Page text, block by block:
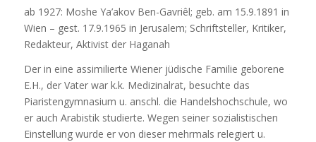
ab 1927: Moshe Ya’akov Ben-Gavriêl; geb. am 15.9.1891 in
Wien – gest. 17.9.1965 in Jerusalem; Schriftsteller, Kritiker,
Redakteur, Aktivist der Haganah
Der in eine assimilierte Wiener jüdische Familie geborene
E.H., der Vater war k.k. Medizinalrat, besuchte das
Piaristengymnasium u. anschl. die Handelshochschule, wo
er auch Arabistik studierte. Wegen seiner sozialistischen
Einstellung wurde er von dieser mehrmals relegiert u.